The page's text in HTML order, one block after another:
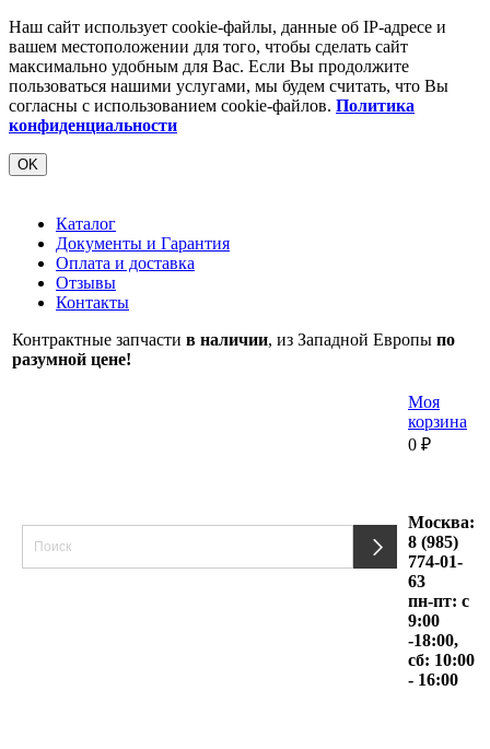
Наш сайт использует cookie-файлы, данные об IP-адресе и
вашем местоположении для того, чтобы сделать сайт
максимально удобным для Вас. Если Вы продолжите
пользоваться нашими услугами, мы будем считать, что Вы
согласны с использованием cookie-файлов. Политика
конфиденциальности
OK
Каталог
Документы и Гарантия
Оплата и доставка
Отзывы
Контакты
Контрактные запчасти в наличии, из Западной Европы по
разумной цене!
Моя
корзина
0 ₽
Москва:
8 (985)
774-01-
63
пн-пт: с
9:00
-18:00,
сб: 10:00
- 16:00